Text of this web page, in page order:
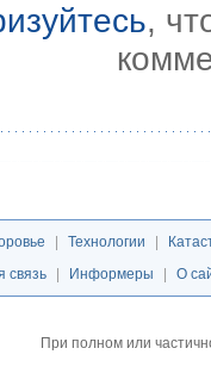
,
| Технологии |
связь | Информеры | О
При полном или